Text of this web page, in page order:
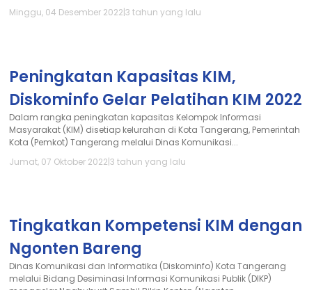
Minggu, 04 Desember 2022|3 tahun yang lalu
Peningkatan Kapasitas KIM,
Diskominfo Gelar Pelatihan KIM 2022
Dalam rangka peningkatan kapasitas Kelompok Informasi
Masyarakat (KIM) disetiap kelurahan di Kota Tangerang, Pemerintah
Kota (Pemkot) Tangerang melalui Dinas Komunikasi...
Jumat, 07 Oktober 2022|3 tahun yang lalu
Tingkatkan Kompetensi KIM dengan
Ngonten Bareng
Dinas Komunikasi dan Informatika (Diskominfo) Kota Tangerang
melalui Bidang Desiminasi Informasi Komunikasi Publik (DIKP)